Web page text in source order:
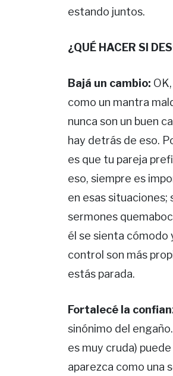
estando juntos.
¿QUÉ HACER SI
Bajá un cambio:
como un mantra
nunca son un buen
hay detrás de eso.
es que tu pareja
eso, siempre es
en esas
sermones
él se sienta cómodo
control son más
estás parada.
Fortalecé la
sinónimo del
es muy cruda)
aparezca como una